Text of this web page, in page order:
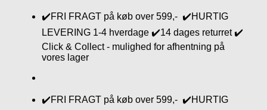
✔️FRI FRAGT på køb over 599,- ✔️HURTIG
LEVERING 1-4 hverdage ✔️14 dages returret ✔️
Click & Collect - mulighed for afhentning på
vores lager
✔️FRI FRAGT på køb over 599,- ✔️HURTIG